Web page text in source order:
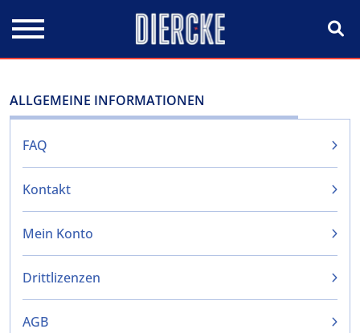
ALLGEMEINE INFORMATIONEN
FAQ
Kontakt
Mein Konto
Drittlizenzen
AGB